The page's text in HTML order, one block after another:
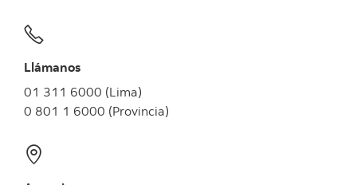
Llámanos
01 311 6000 (Lima)
0 801 1 6000 (Provincia)